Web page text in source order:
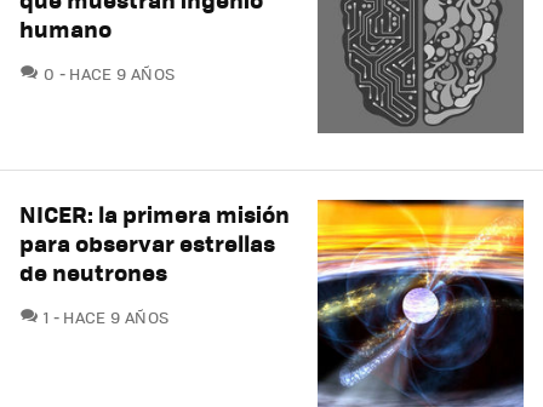
humano
0 COMENTARIOS
HACE 9 AÑOS
NICER: la primera misión
para observar estrellas
de neutrones
1 COMENTARIOS
HACE 9 AÑOS